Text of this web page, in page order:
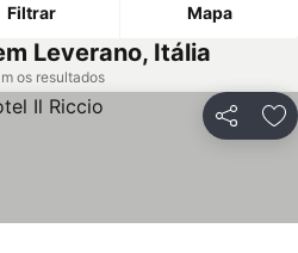
Filtrar Mapa
Leverano, Itália
os resultados
Partilhar